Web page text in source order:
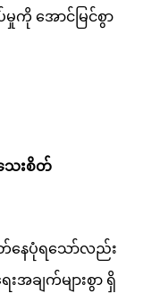
မှုကို အောင်မြင်စွာ
ေးစိတ်
နေပုံရသော်လည်း
ချက်များစွာ ရှိ